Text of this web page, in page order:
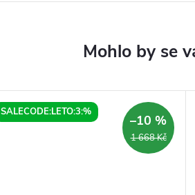
SALECODE:LETO:3:%
1 668 Kč
–10 %